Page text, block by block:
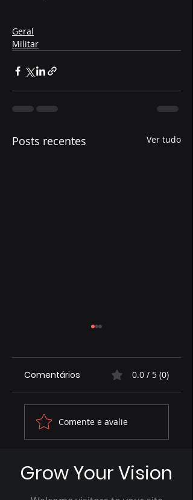
Geral
Militar
Posts recentes Ver tudo
Assembleia
contribui para
ambiente
crescimento
Comentários 0.0 / 5 (0)
Comente e avalie
Grow Your Vision